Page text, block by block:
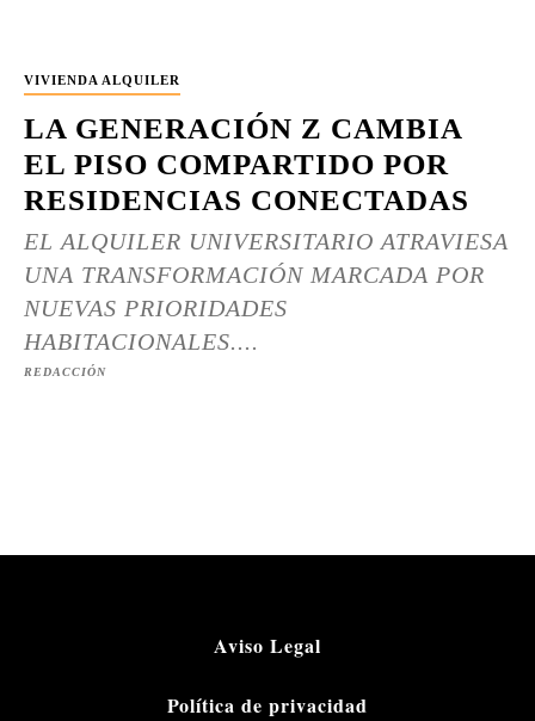
VIVIENDA ALQUILER
LA GENERACIÓN Z CAMBIA
EL PISO COMPARTIDO POR
RESIDENCIAS CONECTADAS
EL ALQUILER UNIVERSITARIO ATRAVIESA
UNA TRANSFORMACIÓN MARCADA POR
NUEVAS PRIORIDADES
HABITACIONALES....
REDACCIÓN
Aviso Legal
Política de privacidad